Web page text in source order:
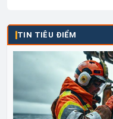
TIN TIÊU ĐIỂM